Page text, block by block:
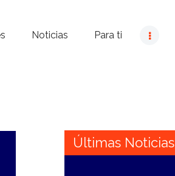
Noticias Para ti
Últimas Noticias